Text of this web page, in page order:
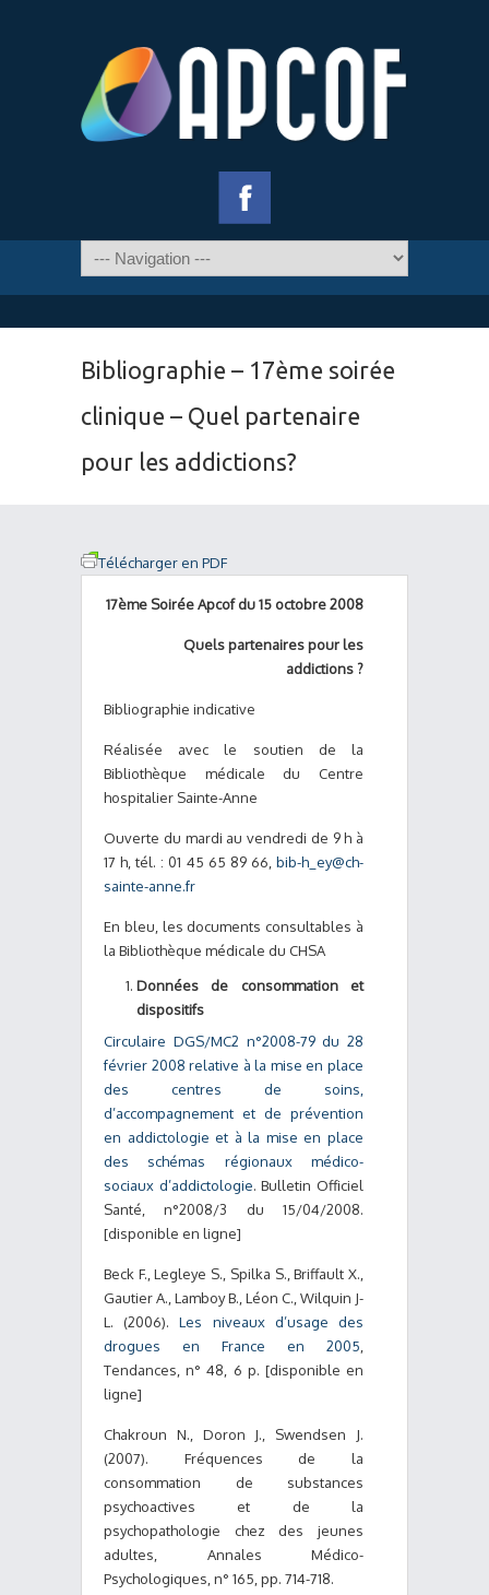
Bibliographie – 17ème soirée
clinique – Quel partenaire
pour les addictions?
Télécharger en PDF
17ème Soirée Apcof du 15 octobre 2008
Quels partenaires pour les
addictions ?
Bibliographie indicative
Réalisée avec le soutien de la
Bibliothèque médicale du Centre
hospitalier Sainte-Anne
Ouverte du mardi au vendredi de 9 h à
17 h, tél. : 01 45 65 89 66, bib-h_ey@ch-
sainte-anne.fr
En bleu, les documents consultables à
la Bibliothèque médicale du CHSA
Données de consommation et
dispositifs
Circulaire DGS/MC2 n°2008-79 du 28
février 2008 relative à la mise en place
des centres de soins,
d’accompagnement et de prévention
en addictologie et à la mise en place
des schémas régionaux médico-
sociaux d’addictologie. Bulletin Officiel
Santé, n°2008/3 du 15/04/2008.
[disponible en ligne]
Beck F., Legleye S., Spilka S., Briffault X.,
Gautier A., Lamboy B., Léon C., Wilquin J-
L. (2006).Les niveaux d’usage des
drogues en France en 2005
Tendances, n° 48, 6 p. [disponible en
ligne]
Chakroun N., Doron J., Swendsen J.
(2007). Fréquences de la
consommation de substances
psychoactives et de la
psychopathologie chez des jeunes
adultes, Annales Médico-
Psychologiques, n° 165, pp. 714-718.